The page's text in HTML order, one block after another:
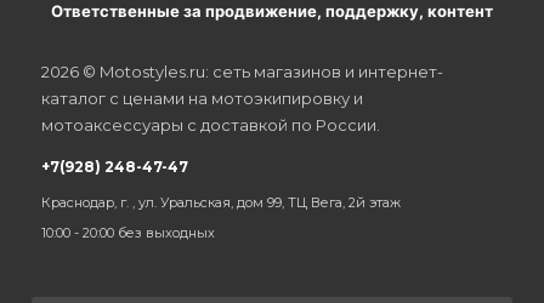
Ответственные за продвижение, поддержку, контент
2026 © Motostyles.ru: сеть магазинов и интернет-
каталог с ценами на мотоэкипировку и
мотоаксессуары с доставкой по России.
+7(928) 248-47-47
Краснодар, г. , ул. Уральская, дом 99, ТЦ Вега, 2й этаж
10:00 - 20:00 без выходных